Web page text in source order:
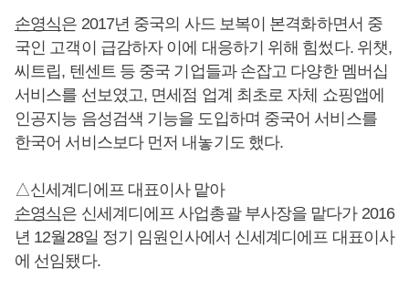
손영식은 2017년 중국의 사드 보복이 본격화하면서 중
국인 고객이 급감하자 이에 대응하기 위해 힘썼다. 위챗,
씨트립, 텐센트 등 중국 기업들과 손잡고 다양한 멤버십
서비스를 선보였고, 면세점 업계 최초로 자체 쇼핑앱에
인공지능 음성검색 기능을 도입하며 중국어 서비스를
한국어 서비스보다 먼저 내놓기도 했다.
△신세계디에프 대표이사 맡아
손영식은 신세계디에프 사업총괄 부사장을 맡다가 2016
년 12월28일 정기 임원인사에서 신세계디에프 대표이사
에 선임됐다.